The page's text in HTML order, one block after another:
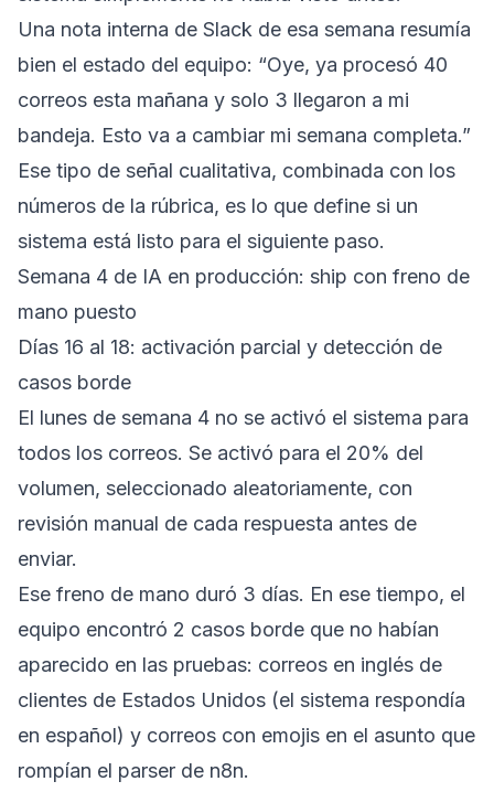
Una nota interna de Slack de esa semana resumía
bien el estado del equipo: “Oye, ya procesó 40
correos esta mañana y solo 3 llegaron a mi
bandeja. Esto va a cambiar mi semana completa.”
Ese tipo de señal cualitativa, combinada con los
números de la rúbrica, es lo que define si un
sistema está listo para el siguiente paso.
Semana 4 de IA en producción: ship con freno de
mano puesto
Días 16 al 18: activación parcial y detección de
casos borde
El lunes de semana 4 no se activó el sistema para
todos los correos. Se activó para el 20% del
volumen, seleccionado aleatoriamente, con
revisión manual de cada respuesta antes de
enviar.
Ese freno de mano duró 3 días. En ese tiempo, el
equipo encontró 2 casos borde que no habían
aparecido en las pruebas: correos en inglés de
clientes de Estados Unidos (el sistema respondía
en español) y correos con emojis en el asunto que
rompían el parser de n8n.